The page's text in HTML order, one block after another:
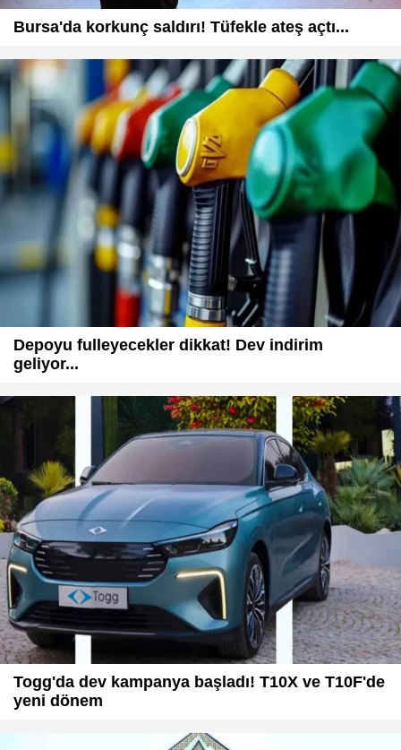
Bursa'da korkunç saldırı! Tüfekle ateş açtı...
Depoyu fulleyecekler dikkat! Dev indirim
geliyor...
Togg'da dev kampanya başladı! T10X ve T10F'de
yeni dönem